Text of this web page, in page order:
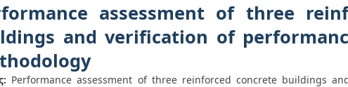
assessment of three
and verification of
Performance assessment of three reinforced concrete buildings